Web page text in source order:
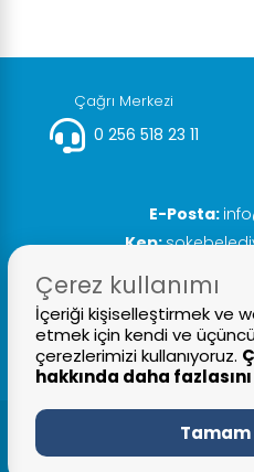
Çağrı Merkezi
0 256 518 23 11
E-Posta:
Kep:
© 2026 Tüm Hakları
Çerez kullanımı
İçeriği kişiselleştirmek ve
etmek için kendi ve
çerezlerimizi kullanıyoruz.
hakkında daha
Tamam